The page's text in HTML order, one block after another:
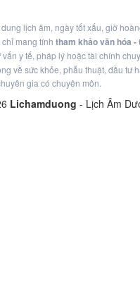
lịch âm, ngày tốt xấu, giờ
mang tính tham khảo văn hóa
vấn y tế, pháp lý hoặc tài chính
về sức khỏe, phẫu thuật, đầu tư
gia có chuyên môn.
Lichamduong - Lịch Âm